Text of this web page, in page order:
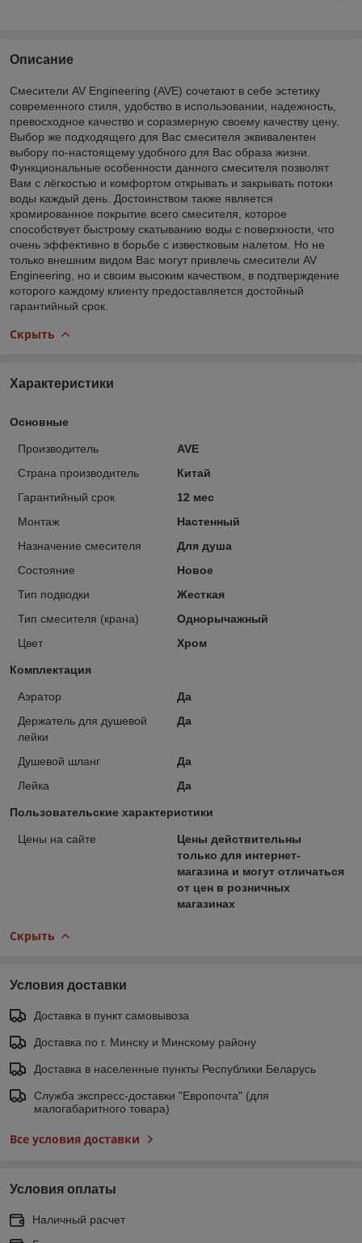
Описание
Смесители AV Engineering (AVE) сочетают в себе эстетику
современного стиля, удобство в использовании, надежность,
превосходное качество и соразмерную своему качеству цену.
Выбор же подходящего для Вас смесителя эквивалентен
выбору по-настоящему удобного для Вас образа жизни.
Функциональные особенности данного смесителя позволят
Вам с лёгкостью и комфортом открывать и закрывать потоки
воды каждый день. Достоинством также является
хромированное покрытие всего смесителя, которое
способствует быстрому скатыванию воды с поверхности, что
очень эффективно в борьбе с известковым налетом. Но не
только внешним видом Вас могут привлечь смесители AV
Engineering, но и своим высоким качеством, в подтверждение
которого каждому клиенту предоставляется достойный
гарантийный срок.
Скрыть
Характеристики
Основные
Производитель
AVE
Страна производитель
Китай
Гарантийный срок
12 мес
Монтаж
Настенный
Назначение смесителя
Для душа
Состояние
Новое
Тип подводки
Жесткая
Тип смесителя (крана)
Однорычажный
Цвет
Хром
Комплектация
Аэратор
Да
Держатель для душевой
лейки
Да
Душевой шланг
Да
Лейка
Да
Пользовательские характеристики
Цены на сайте
Цены действительны
только для интернет-
магазина и могут отличаться
от цен в розничных
магазинах
Скрыть
Условия доставки
Доставка в пункт самовывоза
Доставка по г. Минску и Минскому району
Доставка в населенные пункты Республики Беларусь
Служба экспресс-доставки "Европочта" (для
малогабаритного товара)
Все условия доставки
Условия оплаты
Наличный расчет